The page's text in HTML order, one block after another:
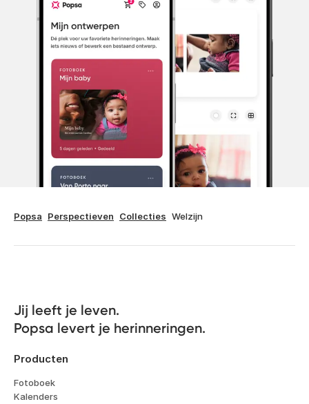
Popsa Perspectieven Collecties Welzijn
Jij leeft je leven.
Popsa levert je herinneringen.
Producten
Fotoboek
Kalenders